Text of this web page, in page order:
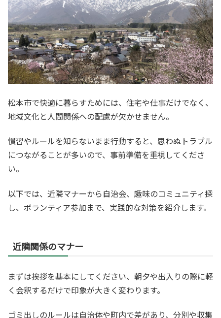
松本市で快適に暮らすためには、住宅や仕事だけでなく、
地域文化と人間関係への配慮が欠かせません。
慣習やルールを知らないまま行動すると、思わぬトラブル
につながることが多いので、事前準備を重視してくださ
い。
以下では、近隣マナーから自治会、趣味のコミュニティ探
し、ボランティア参加まで、実践的な対策を紹介します。
近隣関係のマナー
まずは挨拶を基本にしてください、朝夕や出入りの際に軽
く会釈するだけで印象が大きく変わります。
ゴミ出しのルールは自治体や町内で差があり、分別や収集